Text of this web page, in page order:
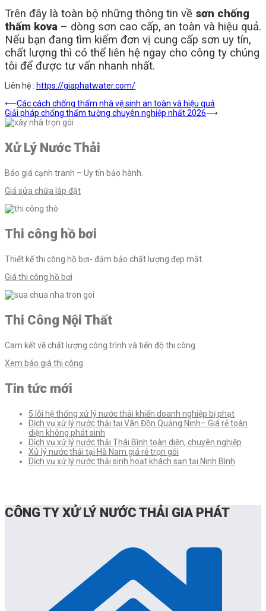
Trên đây là toàn bộ những thông tin về sơn chống
thấm kova – dòng sơn cao cấp, an toàn và hiệu quả.
Nếu bạn đang tìm kiếm đơn vị cung cấp sơn uy tín,
chất lượng thì có thể liên hệ ngay cho công ty chúng
tôi để được tư vấn nhanh nhất.
Liên hệ : https://giaphatwater.com/
Điều
hướng
bài
viết
⟵Các cách chống thấm nhà vệ sinh an toàn và hiệu quả
Giải pháp chống thấm tường chuyên nghiệp nhất 2026⟶
Xử Lý Nước Thải
Báo giá cạnh tranh – Uy tín bảo hành.
Giá sửa chữa lắp đặt
Thi công hồ bơi
Thiết kế thi công hồ bơi- đảm bảo chất lượng đẹp mắt.
Giá thi công hồ bơi
Thi Công Nội Thất
Cam kết về chất lượng công trình và tiến độ thi công.
Xem báo giá thi công
Tin tức mới
5 lỗi hệ thống xử lý nước thải khiến doanh nghiệp bị phạt
Dịch vụ xử lý nước thải tại Vân Đồn Quảng Ninh– Giá rẻ toàn
diện không phát sinh
Dịch vụ xử lý nước thải Thái Bình toàn diện, chuyên nghiệp
Xử lý nước thải tại Hà Nam giá rẻ trọn gói
Dịch vụ xử lý nước thải sinh hoạt khách sạn tại Ninh Bình
CÔNG TY XỬ LÝ NƯỚC THẢI GIA PHÁT